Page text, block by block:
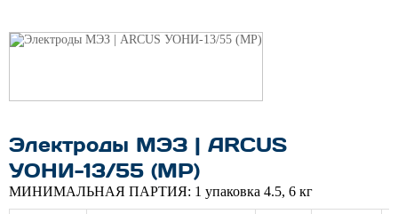
Электроды МЭЗ | ARCUS
УОНИ-13/55 (МР)
МИНИМАЛЬНАЯ ПАРТИЯ: 1 упаковка 4.5, 6 кг